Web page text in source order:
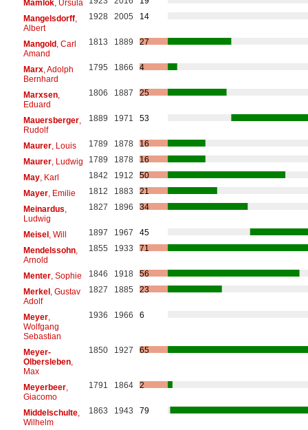
Mamlok, Ursula
Mangelsdorff,
Albert
1928 2005 14
Mangold, Carl
Amand
1813 1889 27
Marx, Adolph
Bernhard
1795 1866 4
Marxsen,
Eduard
1806 1887 25
Mauersberger,
Rudolf
1889 1971 53
Maurer, Louis 1789 1878
16
Maurer, Ludwig 1789 1878
16
May, Karl 1842 1912
50
Mayer, Emilie 1812 1883
21
Meinardus
Ludwig
1827 1896 34
Meisel, Will 1897 1967
45
Mendelssohn,
Arnold
1855 1933 71
Menter, Sophie 1846 1918
56
Merkel, Gustav
Adolf
1827 1885 23
Meyer,
Wolfgang
Sebastian
1936 1966 6
Meyer-
Olbersleben,
Max
1850 1927 65
Meyerbeer,
Giacomo
1791 1864 2
Middelschulte,
Wilhelm
1863 1943 79